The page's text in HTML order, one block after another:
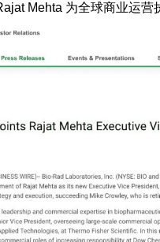
Mehta 为全球商业运营